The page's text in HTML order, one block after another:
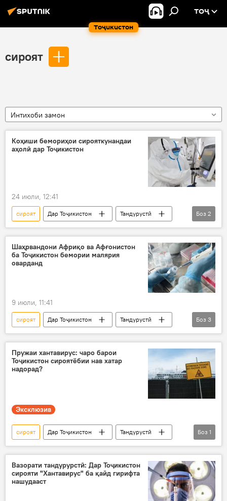
Тоҷикистон
ТОҶ
сироят
Интихоби замон
Коҳиши бемориҳои сирояткунандаи
аҳолӣ дар Тоҷикистон
24 июли, 12:41
сироят Дар Тоҷикистон
Тандурустӣ
бемор
омор
Боз 2
Шаҳрвандони Африқо ва Афғонистон
ба Тоҷикистон бемории малярия
оварданд
9 июли, 11:41
сироят Дар Тоҷикистон
Тандурустӣ
вируси нав
Африқо Афғонистон
Боз 3
Пружаи хантавирус: чаро барои
Тоҷикистон сироятёбии нав хатар
надорад?
Эксклюзив
сироят Дар Тоҷикистон
Тандурустӣ
вируси нав
Боз 1
Вазорати тандурурстӣ: Дар Тоҷикистон
сирояти "Хантавирус" ба қайд гирифта
нашудааст